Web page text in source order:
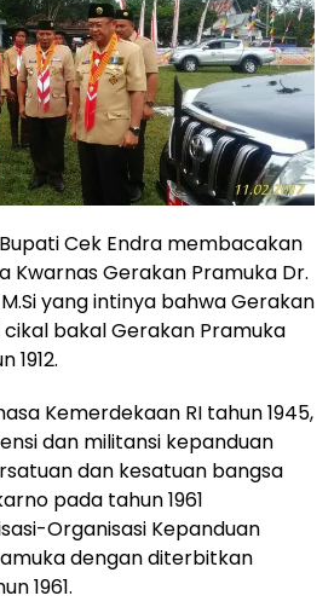
Cek Endra membacakan
Kwarnas Gerakan Pramuka Dr.
yang intinya bahwa Gerakan
bakal Gerakan Pramuka
1912.
Kemerdekaan RI tahun 1945,
dan militansi kepanduan
dan kesatuan bangsa
pada tahun 1961
Organisasi Kepanduan
dengan diterbitkan
1961.